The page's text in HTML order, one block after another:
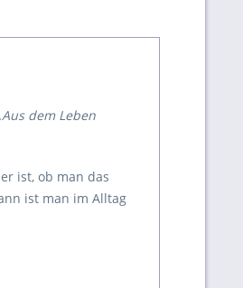
dem Leben
ist, ob man das
ist man im Alltag